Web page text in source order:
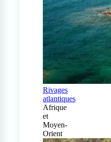
Rivages
atlantiques
Afrique
et
Moyen-
Orient